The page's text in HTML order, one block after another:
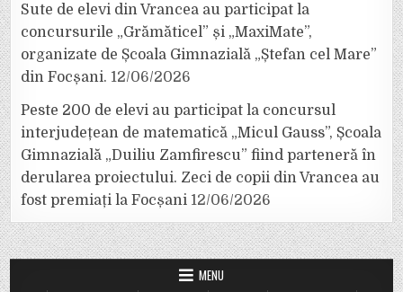
Sute de elevi din Vrancea au participat la
concursurile „Grămăticel” și „MaxiMate”,
organizate de Școala Gimnazială „Ștefan cel Mare”
din Focșani. 12/06/2026
Peste 200 de elevi au participat la concursul
interjudețean de matematică „Micul Gauss”, Școala
Gimnazială „Duiliu Zamfirescu” fiind parteneră în
derularea proiectului. Zeci de copii din Vrancea au
fost premiați la Focșani 12/06/2026
MENU